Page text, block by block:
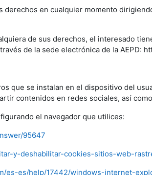
derechos en cualquier momento
de sus derechos, el interesado
de la sede electrónica de la
que se instalan en el dispositivo del
contenidos en redes sociales, así
el navegador que utilices:
95647
y-deshabilitar-cookies-sitios-web-
es-es/help/17442/windows-internet-